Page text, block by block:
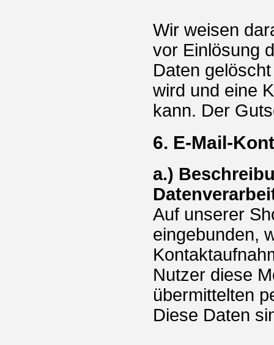
Wir weisen
vor Einlösung
Daten
wird und eine
kann. Der
6. E-Mail-
a.)
Auf unserer
eingebunden,
Nutzer diese
übermittelten
Diese Daten